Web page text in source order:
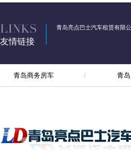
友情链接
青岛亮点巴士汽车租赁有限
青岛商务房车 青